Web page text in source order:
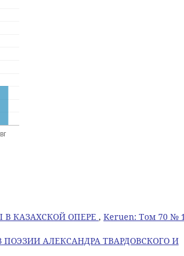
КАЗАХСКОЙ ОПЕРЕ , Keruen: Том 70 №
АЛЕКСАНДРА ТВАРДОВСКОГО И